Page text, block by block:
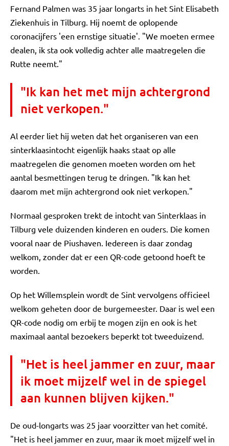
Fernand Palmen was 35 jaar longarts in het Sint Elisabeth
Ziekenhuis in Tilburg. Hij noemt de oplopende
coronacijfers 'een ernstige situatie'. "We moeten ermee
dealen, ik sta ook volledig achter alle maatregelen die
Rutte neemt."
"Ik kan het met mijn achtergrond
niet verkopen."
Al eerder liet hij weten dat het organiseren van een
sinterklaasintocht eigenlijk haaks staat op alle
maatregelen die genomen moeten worden om het
aantal besmettingen terug te dringen. "Ik kan het
daarom met mijn achtergrond ook niet verkopen."
Normaal gesproken trekt de intocht van Sinterklaas in
Tilburg vele duizenden kinderen en ouders. Die komen
vooral naar de Piushaven. Iedereen is daar zondag
welkom, zonder dat er een QR-code getoond hoeft te
worden.
Op het Willemsplein wordt de Sint vervolgens officieel
welkom geheten door de burgemeester. Daar is wel een
QR-code nodig om erbij te mogen zijn en ook is het
maximaal aantal bezoekers beperkt tot tweeduizend.
"Het is heel jammer en zuur, maar
ik moet mijzelf wel in de spiegel
aan kunnen blijven kijken."
De oud-longarts was 25 jaar voorzitter van het comité.
"Het is heel jammer en zuur, maar ik moet mijzelf wel in